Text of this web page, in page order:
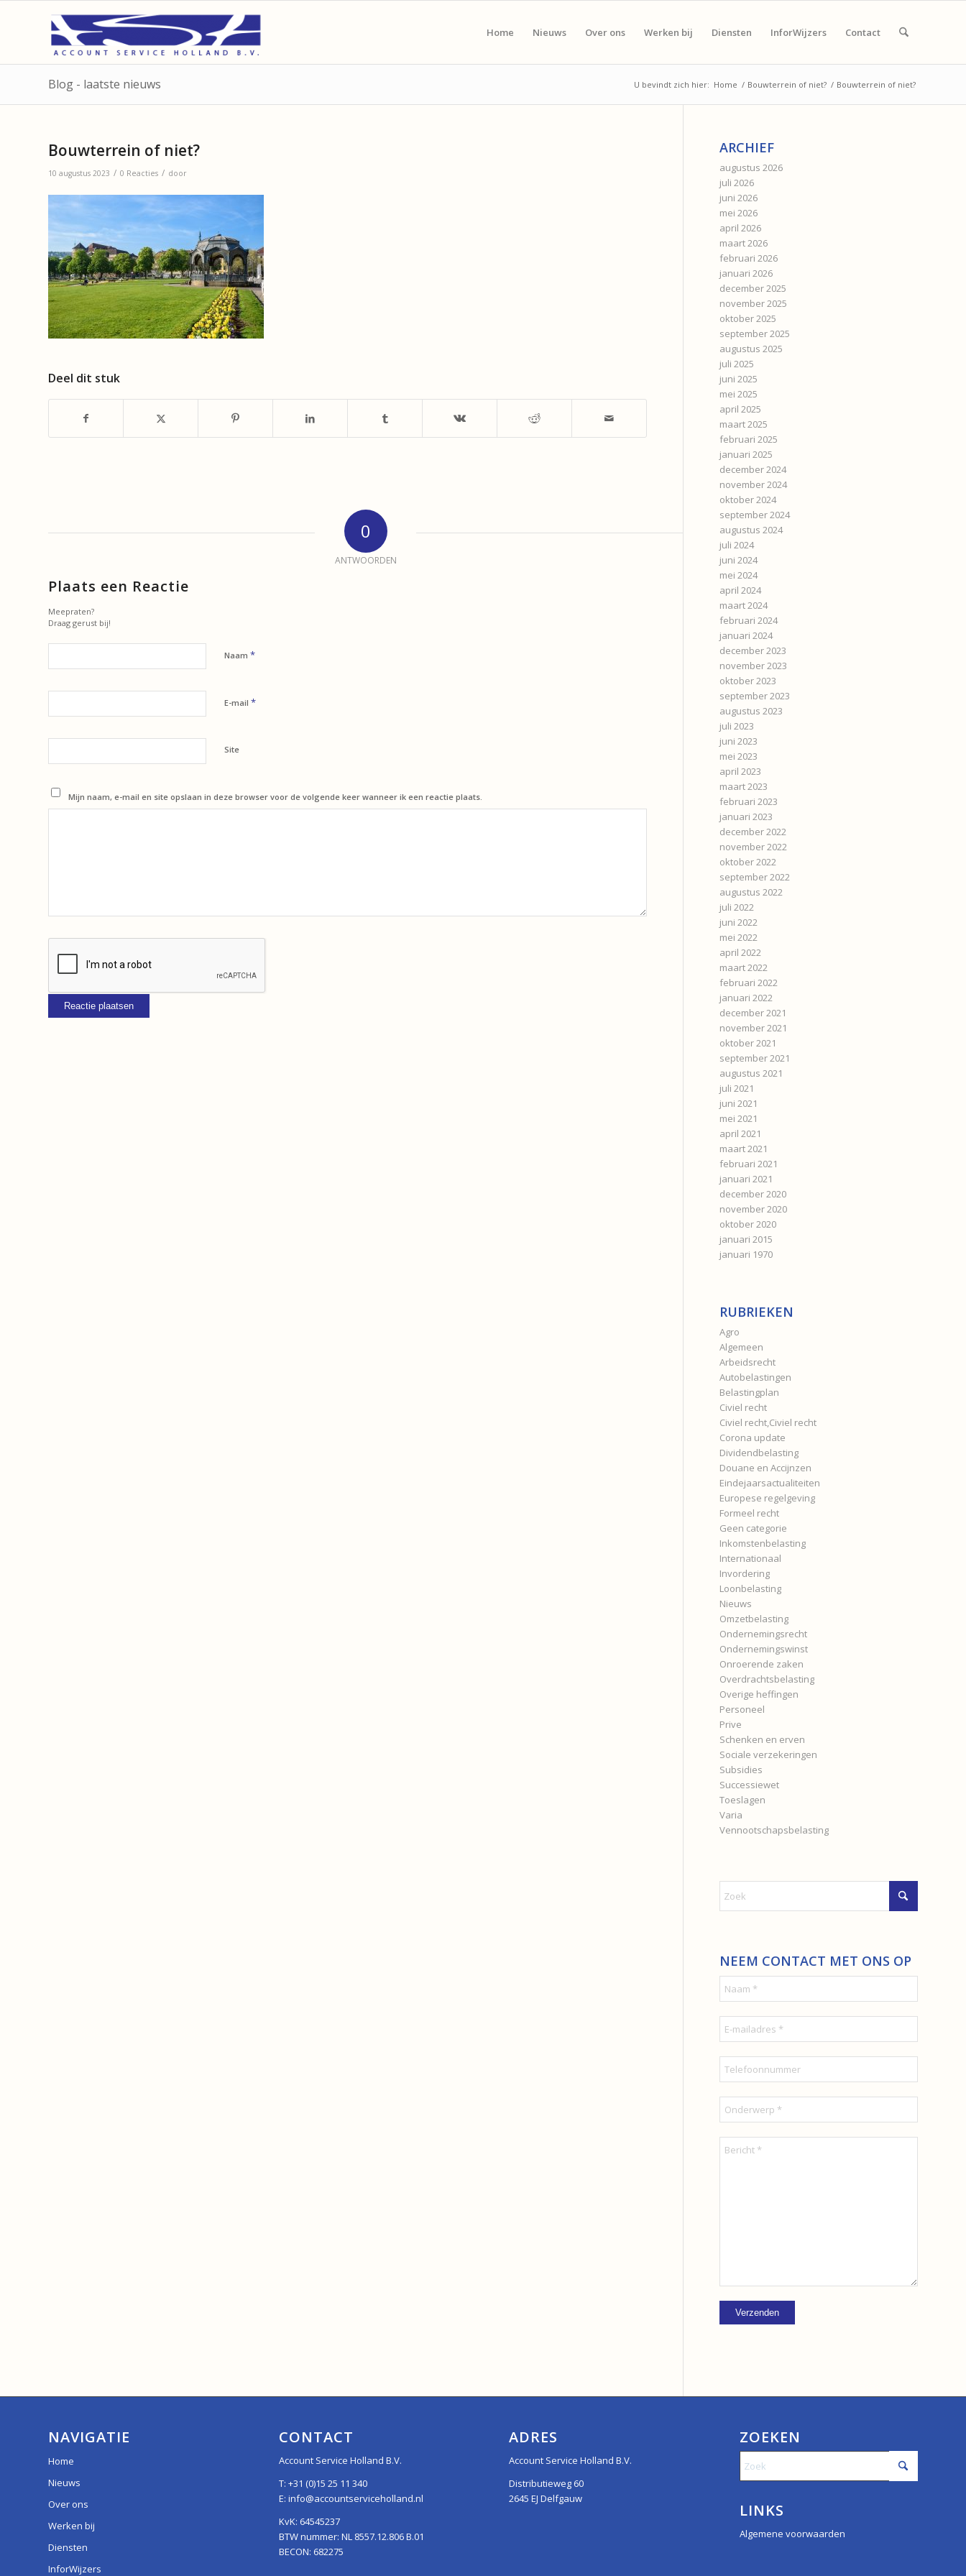
Home Nieuws Over ons Werken bij Diensten InforWijzers Contact
Blog - laatste nieuws U bevindt zich hier: Home / Bouwterrein of niet? / Bouwterrein of niet?
Bouwterrein of niet?
10 augustus 2023 / 0 Reacties / door
Deel dit stuk
0
ANTWOORDEN
Plaats een Reactie
Meepraten?
Draag gerust bij!
Naam *
E-mail *
Site
Mijn naam, e-mail en site opslaan in deze browser voor de volgende keer wanneer ik een reactie plaats.
ARCHIEF
augustus 2026
juli 2026
juni 2026
mei 2026
april 2026
maart 2026
februari 2026
januari 2026
december 2025
november 2025
oktober 2025
september 2025
augustus 2025
juli 2025
juni 2025
mei 2025
april 2025
maart 2025
februari 2025
januari 2025
december 2024
november 2024
oktober 2024
september 2024
augustus 2024
juli 2024
juni 2024
mei 2024
april 2024
maart 2024
februari 2024
januari 2024
december 2023
november 2023
oktober 2023
september 2023
augustus 2023
juli 2023
juni 2023
mei 2023
april 2023
maart 2023
februari 2023
januari 2023
december 2022
november 2022
oktober 2022
september 2022
augustus 2022
juli 2022
juni 2022
mei 2022
april 2022
maart 2022
februari 2022
januari 2022
december 2021
november 2021
oktober 2021
september 2021
augustus 2021
juli 2021
juni 2021
mei 2021
april 2021
maart 2021
februari 2021
januari 2021
december 2020
november 2020
oktober 2020
januari 2015
januari 1970
RUBRIEKEN
Agro
Algemeen
Arbeidsrecht
Autobelastingen
Belastingplan
Civiel recht
Civiel recht,Civiel recht
Corona update
Dividendbelasting
Douane en Accijnzen
Eindejaarsactualiteiten
Europese regelgeving
Formeel recht
Geen categorie
Inkomstenbelasting
Internationaal
Invordering
Loonbelasting
Nieuws
Omzetbelasting
Ondernemingsrecht
Ondernemingswinst
Onroerende zaken
Overdrachtsbelasting
Overige heffingen
Personeel
Prive
Schenken en erven
Sociale verzekeringen
Subsidies
Successiewet
Toeslagen
Varia
Vennootschapsbelasting
NEEM CONTACT MET ONS OP
NAVIGATIE
Home
Nieuws
Over ons
Werken bij
Diensten
InforWijzers
CONTACT
Account Service Holland B.V.
T: +31 (0)15 25 11 340
E: info@accountserviceholland.nl
KvK: 64545237
BTW nummer: NL 8557.12.806 B.01
BECON: 682275
ADRES
Account Service Holland B.V.
Distributieweg 60
2645 EJ Delfgauw
ZOEKEN
LINKS
Algemene voorwaarden